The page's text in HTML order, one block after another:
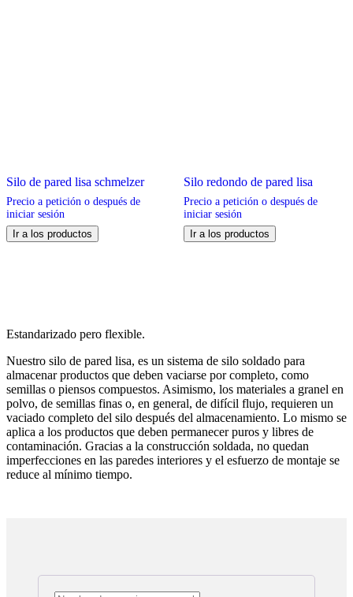
Silo de pared lisa schmelzer
Precio a petición o después de
iniciar sesión
Ir a los productos
Silo redondo de pared lisa
Precio a petición o después de
iniciar sesión
Ir a los productos
Estandarizado pero flexible.
Nuestro silo de pared lisa, es un sistema de silo soldado para
almacenar productos que deben vaciarse por completo, como
semillas o piensos compuestos. Asimismo, los materiales a granel en
polvo, de semillas finas o, en general, de difícil flujo, requieren un
vaciado completo del silo después del almacenamiento. Lo mismo se
aplica a los productos que deben permanecer puros y libres de
contaminación. Gracias a la construcción soldada, no quedan
imperfecciones en las paredes interiores y el esfuerzo de montaje se
reduce al mínimo tiempo.